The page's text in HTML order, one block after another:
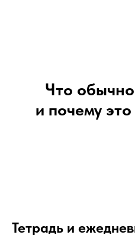
Что
и почему
Тетрадь и